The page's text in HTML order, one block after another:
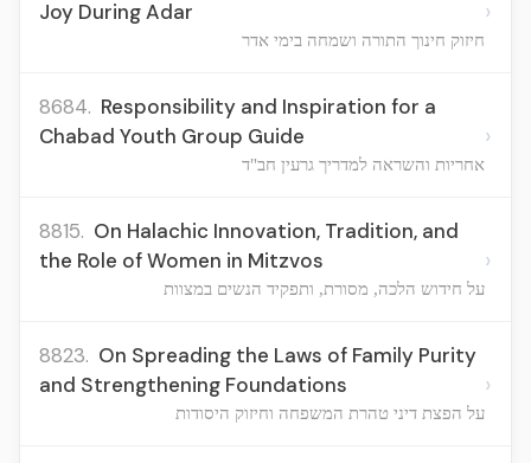
Joy During Adar
חיזוק חינוך התורה ושמחה בימי אדר
›
8684. Responsibility and Inspiration for a
Chabad Youth Group Guide
אחריות והשראה למדריך גרעין חב"ד
›
8815. On Halachic Innovation, Tradition, and
the Role of Women in Mitzvos
על חידוש הלכה, מסורת, ותפקיד הנשים במצוות
›
8823. On Spreading the Laws of Family Purity
and Strengthening Foundations
על הפצת דיני טהרת המשפחה וחיזוק היסודות
›